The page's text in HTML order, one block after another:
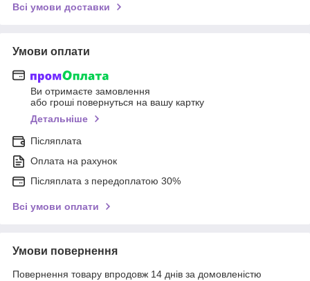
Всі умови доставки
Умови оплати
Ви отримаєте замовлення
або гроші повернуться на вашу картку
Детальніше
Післяплата
Оплата на рахунок
Післяплата з передоплатою 30%
Всі умови оплати
Умови повернення
Повернення товару впродовж 14 днів за домовленістю